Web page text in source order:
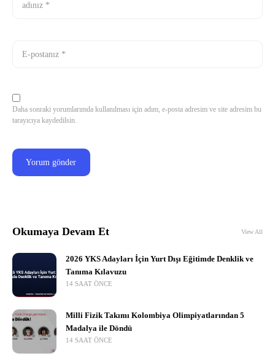
Daha sonraki yorumlarımda kullanılması için adım, e-posta adresim ve site adresim bu
tarayıcıya kaydedilsin.
Okumaya Devam Et View All
2026 YKS Adayları İçin Yurt Dışı Eğitimde Denklik ve
Tanıma Kılavuzu
14 SAAT ÖNCE
Milli Fizik Takımı Kolombiya Olimpiyatlarından 5
Madalya ile Döndü
14 SAAT ÖNCE